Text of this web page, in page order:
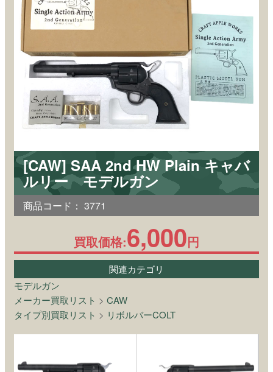
[CAW] SAA 2nd HW Plain キャバ
ルリー モデルガン
商品コード： 3771
買取価格:6,000円
関連カテゴリ
モデルガン
メーカー買取リスト > CAW
タイプ別買取リスト > リボルバーCOLT